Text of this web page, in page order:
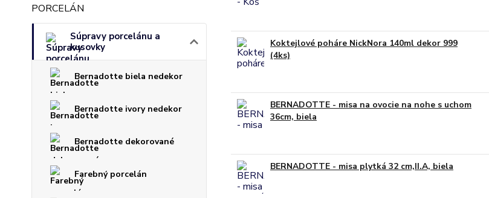
PORCELÁN
Súpravy porcelánu a
kusovky
Bernadotte biela nedekor
Bernadotte ivory nedekor
Bernadotte dekorované
Farebný porcelán
Koktejlové poháre NickNora 140ml dekor 999
(4ks)
BERNADOTTE - misa na ovocie na nohe s uchom
36cm, biela
BERNADOTTE - misa plytká 32 cm,II.A, biela